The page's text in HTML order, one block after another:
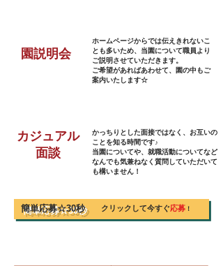
​園説明会
​ホームページからでは伝えきれないこ
とも多いため、当園について職員より
ご説明させていただきます。
ご希望があればあわせて、園の中もご
案内いたします☆
​カジュアル
​面談
​かっちりとした面接ではなく、お互いの
ことを知る時間です♪
当園についてや、就職活動についてなど
なんでも気兼ねなく質問していただいて
も構いません！
​簡単応募☆30秒 クリックして今すぐ応募 ！